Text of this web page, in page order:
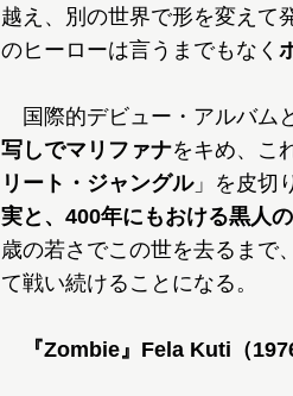
越え、別の世界で形を変えて
のヒーローは言うまでもなく
国際的デビュー・アルバム
写しでマリファナをキめ、こ
リート・ジャングル」を皮切
実と、400年にもおける黒人
歳の若さでこの世を去るまで
て戦い続けることになる。
『Zombie』Fela Kuti（